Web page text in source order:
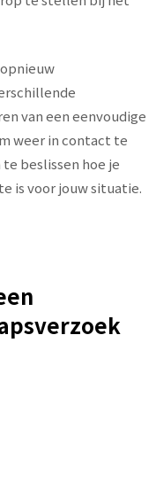
van een eenvoudige
weer in contact te
beslissen hoe je
is voor jouw situatie.